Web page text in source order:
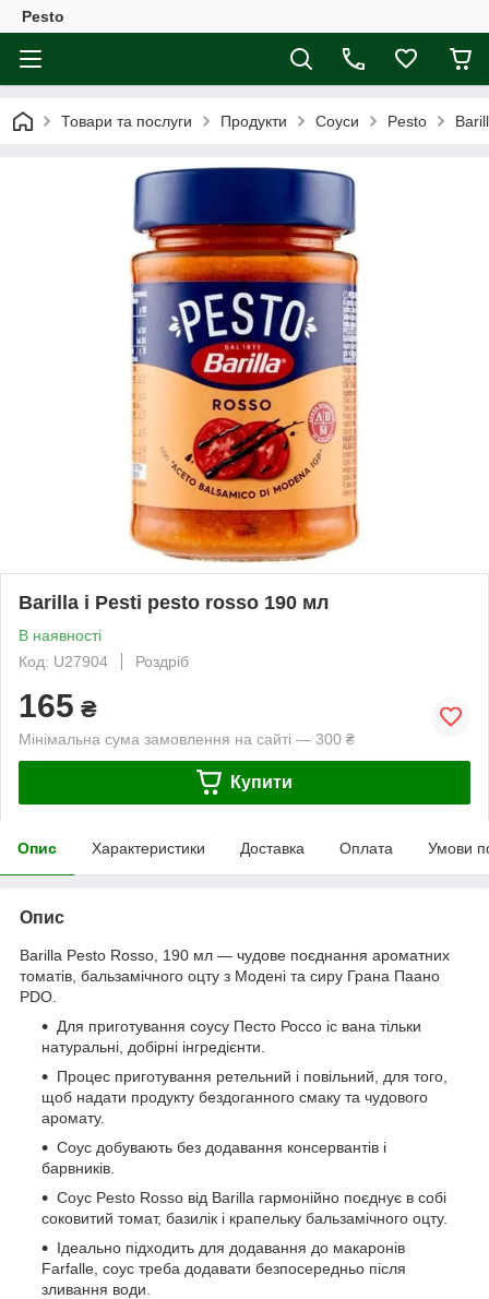
Pesto
Товари та послуги Продукти Соуси Pesto
Barilla i Pesti pesto rosso 190 мл
В наявності
Код: U27904
Роздріб
165 ₴
Мінімальна сума замовлення на сайті — 300 ₴
Купити
Опис Характеристики Доставка Оплата Умови
Опис
Barilla Pesto Rosso, 190 мл — чудове поєднання ароматних
томатів, бальзамічного оцту з Модені та сиру Грана Паано
PDO.
Для приготування соусу Песто Россо іс вана тільки
натуральні, добірні інгредієнти.
Процес приготування ретельний і повільний, для того,
щоб надати продукту бездоганного смаку та чудового
аромату.
Соус добувають без додавання консервантів і
барвників.
Соус Pesto Rosso від Barilla гармонійно поєднує в собі
соковитий томат, базилік і крапельку бальзамічного оцту.
Ідеально підходить для додавання до макаронів
Farfalle, соус треба додавати безпосередньо після
зливання води.